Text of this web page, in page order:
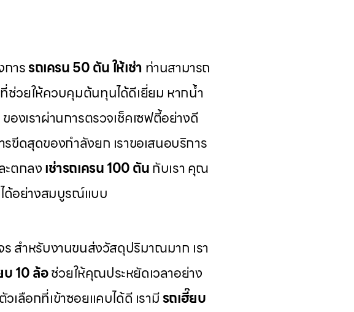
การรถเครน 50 ตัน ให้เช่า ท่านสามารถ
ที่ช่วยให้ควบคุมต้นทุนได้ดีเยี่ยม หากน้ำ
ของเราผ่านการตรวจเช็คเซฟตี้อย่างดี
ขีดสุดของกำลังยก เราขอเสนอบริการ
ะตกลงเช่ารถเครน 100 ตันกับเรา คุณ
ด้อย่างสมบูรณ์แบบ
สำหรับงานขนส่งวัสดุปริมาณมาก เรา
บ 10 ล้อช่วยให้คุณประหยัดเวลาอย่าง
เลือกที่เข้าซอยแคบได้ดี เรามีรถเฮี๊ยบ